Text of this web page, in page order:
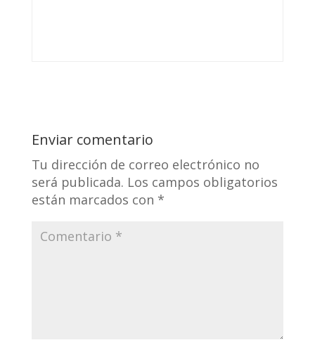
Enviar comentario
Tu dirección de correo electrónico no
será publicada. Los campos obligatorios
están marcados con *